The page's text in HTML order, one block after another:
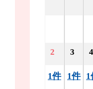
2
1件
3
1件
4
1